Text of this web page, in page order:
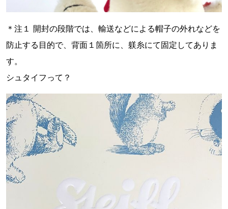
＊注１ 開封の段階では、輸送などによる帽子の外れなどを
防止する目的で、背面１箇所に、躾糸にて固定してありま
す。
シュタイフって？